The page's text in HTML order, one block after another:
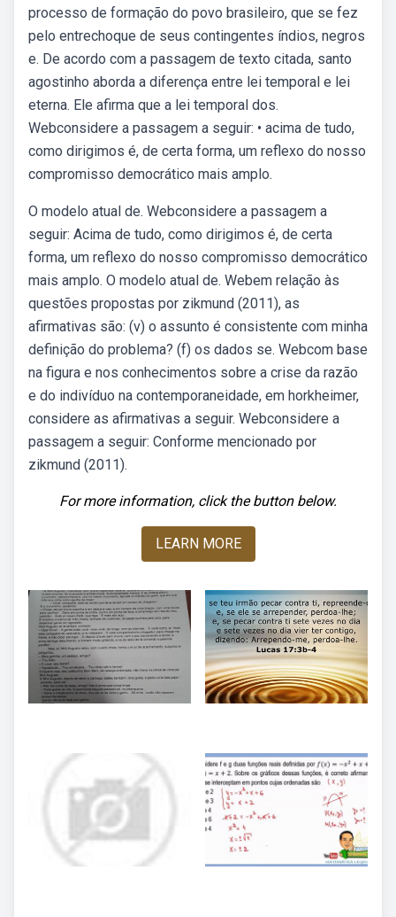
processo de formação do povo brasileiro, que se fez
pelo entrechoque de seus contingentes índios, negros
e. De acordo com a passagem de texto citada, santo
agostinho aborda a diferença entre lei temporal e lei
eterna. Ele afirma que a lei temporal dos.
Webconsidere a passagem a seguir: • acima de tudo,
como dirigimos é, de certa forma, um reflexo do nosso
compromisso democrático mais amplo.
O modelo atual de. Webconsidere a passagem a
seguir: Acima de tudo, como dirigimos é, de certa
forma, um reflexo do nosso compromisso democrático
mais amplo. O modelo atual de. Webem relação às
questões propostas por zikmund (2011), as
afirmativas são: (v) o assunto é consistente com minha
definição do problema? (f) os dados se. Webcom base
na figura e nos conhecimentos sobre a crise da razão
e do indivíduo na contemporaneidade, em horkheimer,
considere as afirmativas a seguir. Webconsidere a
passagem a seguir: Conforme mencionado por
zikmund (2011).
For more information, click the button below.
LEARN MORE